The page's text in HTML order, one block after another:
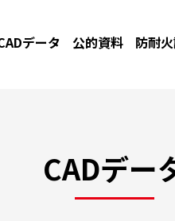
データ 公的資料 防耐
CADデー